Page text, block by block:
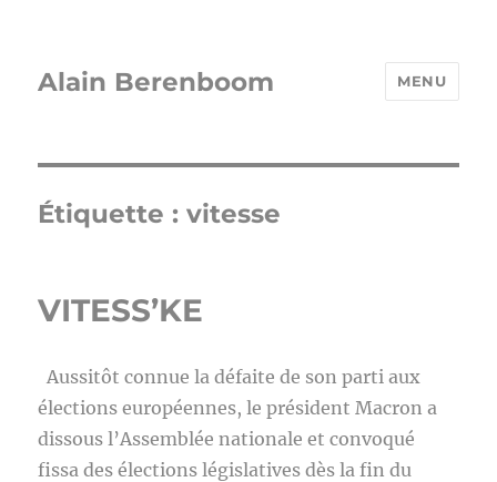
Alain Berenboom MENU
Étiquette :vitesse
VITESS’KE
Aussitôt connue la défaite de son parti aux
élections européennes, le président Macron a
dissous l’Assemblée nationale et convoqué
fissa des élections législatives dès la fin du